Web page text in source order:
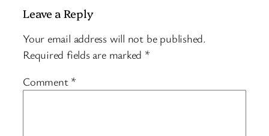
Leave a Reply
Your email address will not be published.
Required fields are marked *
Comment *